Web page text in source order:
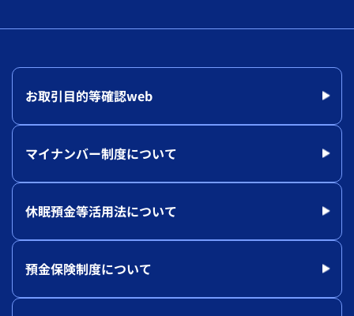
お取引目的等確認web
マイナンバー制度について
休眠預金等活用法について
預金保険制度について